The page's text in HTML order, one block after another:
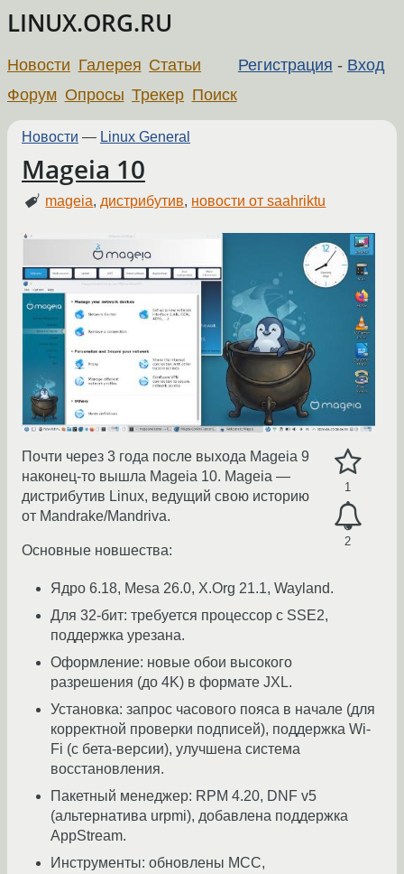
LINUX.ORG.RU
Регистрация - Вход
Новости Галерея Статьи
Форум Опросы Трекер Поиск
Новости — Linux General
Mageia 10
mageia,дистрибутив, новости от saahriktu
1
2
Почти через 3 года после выхода Mageia 9
наконец-то вышла Mageia 10. Mageia —
дистрибутив Linux, ведущий свою историю
от Mandrake/Mandriva.
Основные новшества:
Ядро 6.18, Mesa 26.0, X.Org 21.1, Wayland.
Для 32-бит: требуется процессор с SSE2,
поддержка урезана.
Оформление: новые обои высокого
разрешения (до 4K) в формате JXL.
Установка: запрос часового пояса в начале (для
корректной проверки подписей), поддержка Wi-
Fi (с бета-версии), улучшена система
восстановления.
Пакетный менеджер: RPM 4.20, DNF v5
(альтернатива urpmi), добавлена поддержка
AppStream.
Инструменты: обновлены MCC,